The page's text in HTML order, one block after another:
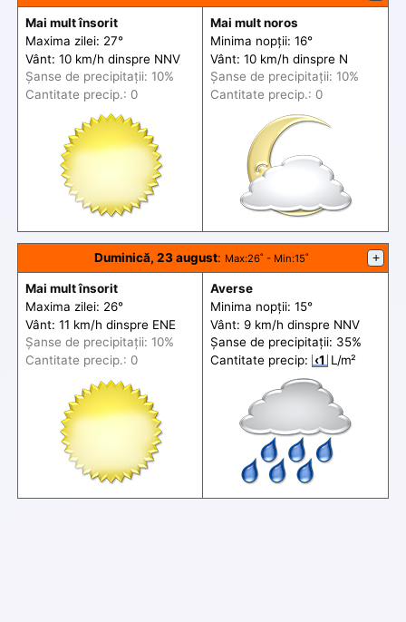
Mai mult însorit
Maxima zilei: 27°
Vânt: 10 km/h dinspre NNV
Șanse de precipitații: 10%
Cantitate precip.: 0
Mai mult noros
Minima nopții: 16°
Vânt: 10 km/h dinspre N
Șanse de precipitații: 10%
Cantitate precip.: 0
Duminică, 23 august: Max:26˚ - Min:15˚ +
Mai mult însorit
Maxima zilei: 26°
Vânt: 11 km/h dinspre ENE
Șanse de precipitații: 10%
Cantitate precip.: 0
Averse
Minima nopții: 15°
Vânt: 9 km/h dinspre NNV
Șanse de precipitații: 35%
Cantitate precip: ‹1 L/m²